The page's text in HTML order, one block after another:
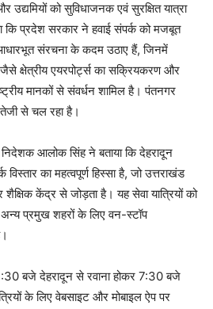
उद्यमियों को सुविधाजनक एवं सुरक्षित यात्रा
कि प्रदेश सरकार ने हवाई संपर्क को मजबूत
संरचना के कदम उठाए हैं, जिनमें
जैसे क्षेत्रीय एयरपोर्ट्स का सक्रियकरण और
मानकों से संवर्धन शामिल है। पंतनगर
तेजी से चल रहा है।
आलोक सिंह ने बताया कि देहरादून
का महत्वपूर्ण हिस्सा है, जो उत्तराखंड
केंद्र से जोड़ता है। यह सेवा यात्रियों को
प्रमुख शहरों के लिए वन-स्टॉप
बजे देहरादून से रवाना होकर 7:30 बजे
के लिए वेबसाइट और मोबाइल ऐप पर